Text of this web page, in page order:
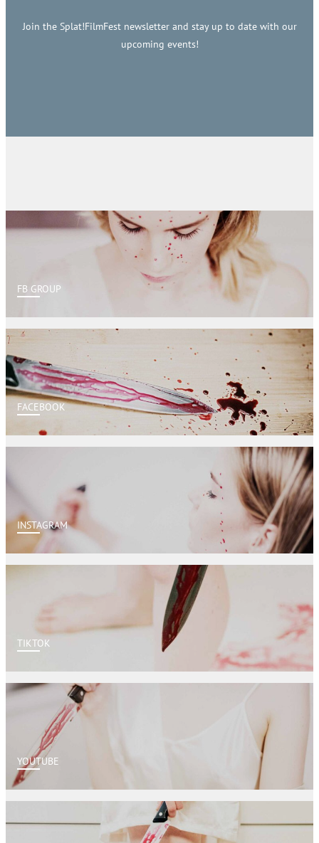
Join the Splat!FilmFest newsletter and stay up to date with our
upcoming events!
FB GROUP
FACEBOOK
INSTAGRAM
TIKTOK
YOUTUBE